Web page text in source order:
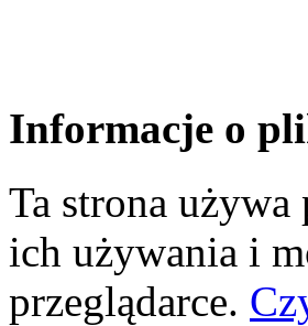
Informacje o
Ta strona
ich używania i
przeglądarce.